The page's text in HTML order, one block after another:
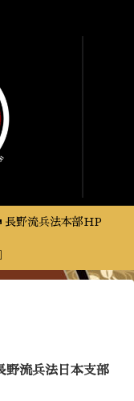
長野流兵法本部HP
野流兵法日本支部